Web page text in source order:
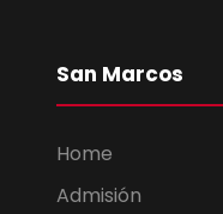
San Marcos
Home
Admisión